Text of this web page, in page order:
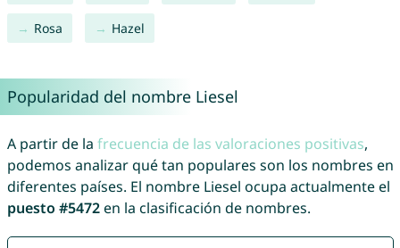
Rosa Hazel
Popularidad del nombre Liesel
A partir de la frecuencia de las valoraciones positivas,
podemos analizar qué tan populares son los nombres en
diferentes países. El nombre Liesel ocupa actualmente el
puesto #5472en la clasificación de nombres.